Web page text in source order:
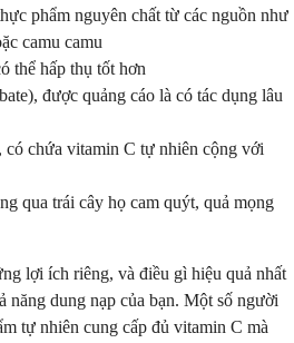
phẩm nguyên chất từ các nguồn như
camu camu
thể hấp thụ tốt hơn
được quảng cáo là có tác dụng lâu
có chứa vitamin C tự nhiên cộng với
qua trái cây họ cam quýt, quả mọng
lợi ích riêng, và điều gì hiệu quả nhất
năng dung nạp của bạn. Một số người
tự nhiên cung cấp đủ vitamin C mà